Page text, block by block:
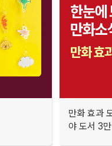
만화 효과
야 도서 3